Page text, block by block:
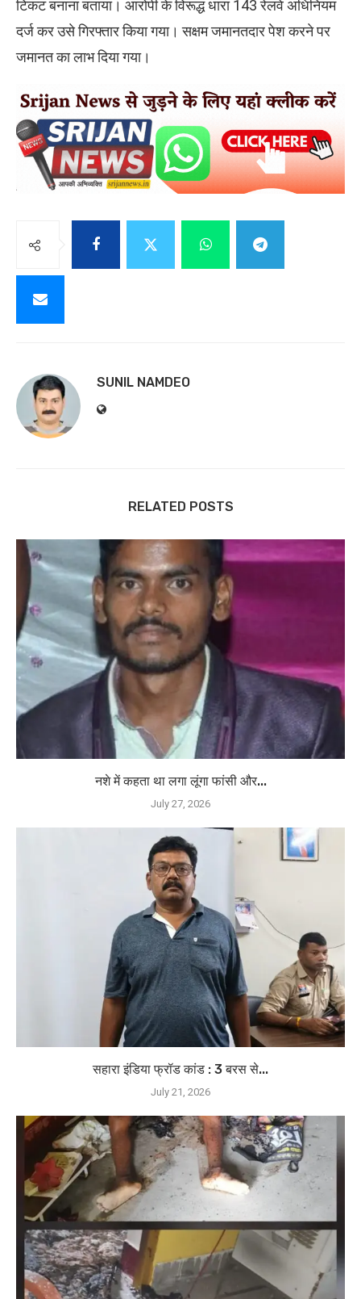
टिकट बनाना बताया। आरोपी के विरूद्ध धारा 143 रेलवे अधिनियम
दर्ज कर उसे गिरफ्तार किया गया। सक्षम जमानतदार पेश करने पर
जमानत का लाभ दिया गया।
SUNIL NAMDEO
RELATED POSTS
नशे में कहता था लगा लूंगा फांसी और...
July 27, 2026
सहारा इंडिया फ्रॉड कांड : 3 बरस से...
July 21, 2026